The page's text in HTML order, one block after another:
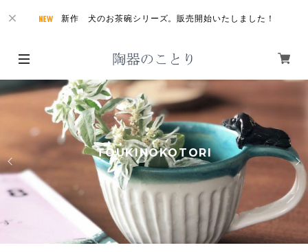
新作 犬のお茶碗シリーズ。販売開始いたしました！
TOUKINOKOTORI